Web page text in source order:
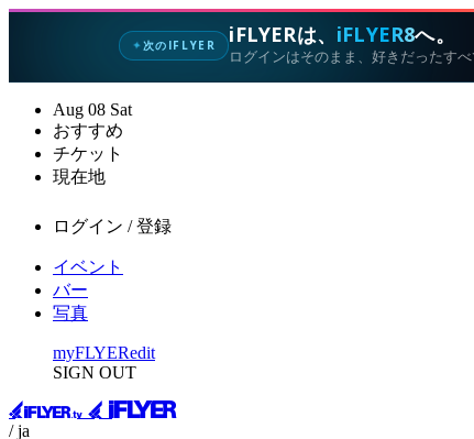
✦次のIFLYER iFLYERは、 iFLYER8へ。
ログインはそのまま、好きだったす
Aug 08 Sat
おすすめ
チケット
現在地
ログイン / 登録
イベント
バー
写真
myFLYERedit
SIGN OUT
/ ja